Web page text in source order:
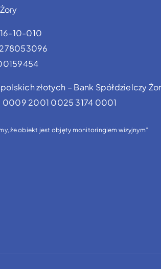
10-010
złotych – Bank Spółdzielczy
0009 2001 0025 3174 0001
że obiekt jest objęty monitoringiem wizyjnym”